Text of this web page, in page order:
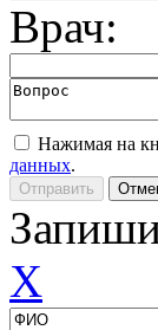
Врач:
Нажимая на
данных.
X